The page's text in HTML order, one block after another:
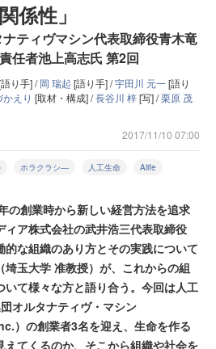
係性」
ティヴマシン代表取締役青木竜
任者池上高志氏 第2回
り手] /岡 瑞起 [語り手] /宇田川 元一[語り
えり [取材・構成] /長谷川 梓[写] /栗原 茂
2017/11/10 07:00
ホラクラシ― 人工生命 Alife
の創業時から新しい経営方法を追求
ィア株式会社の武井浩三代表取締役
的な組織のあり方とその実践について
玉大学 准教授）が、これからの組
て様々な方と語り合う。今回は人工
オルタナティヴ・マシン
）の創業者3名を迎え、生命を作る
えてくるのか、そこから組織や社会を